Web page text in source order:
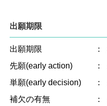
出願期限
出願期限 ：
先願(early action) ：
単願(early decision) ：
補欠の有無 ：